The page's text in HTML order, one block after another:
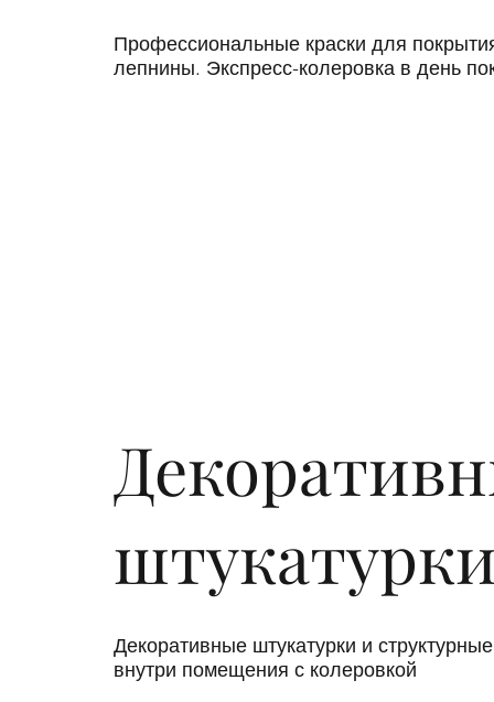
Профессиональные краски для
лепнины. Экспресс-колеровка в день
Декоративные штукатурки и
внутри помещения с колеровкой